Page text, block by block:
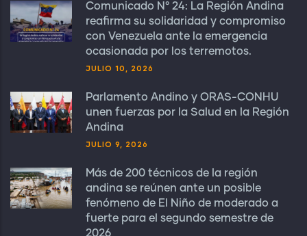
Comunicado N° 24: La Región Andina
reafirma su solidaridad y compromiso
con Venezuela ante la emergencia
ocasionada por los terremotos.
JULIO 10, 2026
Parlamento Andino y ORAS-CONHU
unen fuerzas por la Salud en la Región
Andina
JULIO 9, 2026
Más de 200 técnicos de la región
andina se reúnen ante un posible
fenómeno de El Niño de moderado a
fuerte para el segundo semestre de
2026